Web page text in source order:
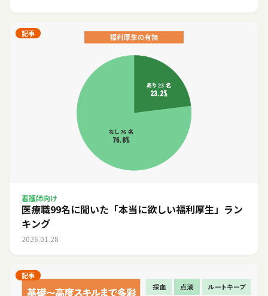
記事
看護師向け
医療職99名に聞いた「本当に欲しい福利厚生」ラン
キング
2026.01.28
記事